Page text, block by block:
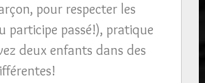
pour respecter les
participe passé!), pratique
deux enfants dans des